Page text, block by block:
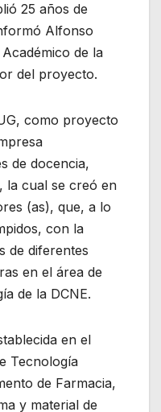
25 años de
Alfonso
de la
del proyecto.
como proyecto
de docencia,
la cual se creó en
(as), que, a lo
con la
de diferentes
en el área de
de la DCNE.
en el
Tecnología
de Farmacia,
y material de